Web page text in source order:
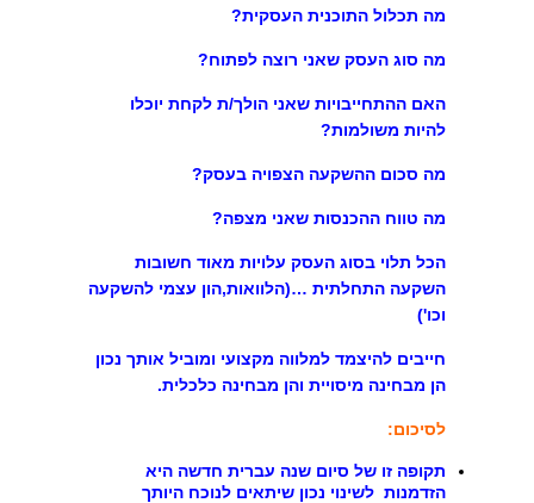
מה תכלול התוכנית העסקית?
מה סוג העסק שאני רוצה לפתוח?
האם ההתחייבויות שאני הולך/ת לקחת יוכלו
להיות משולמות?
מה סכום ההשקעה הצפויה בעסק?
מה טווח ההכנסות שאני מצפה?
הכל תלוי בסוג העסק עלויות מאוד חשובות
השקעה התחלתית …(הלוואות,הון עצמי להשקעה
וכו')
חייבים להיצמד למלווה מקצועי ומוביל אותך נכון
הן מבחינה מיסויית והן מבחינה כלכלית.
לסיכום:
תקופה זו של סיום שנה עברית חדשה היא
הזדמנות לשינוי נכון שיתאים לנוכח היותך